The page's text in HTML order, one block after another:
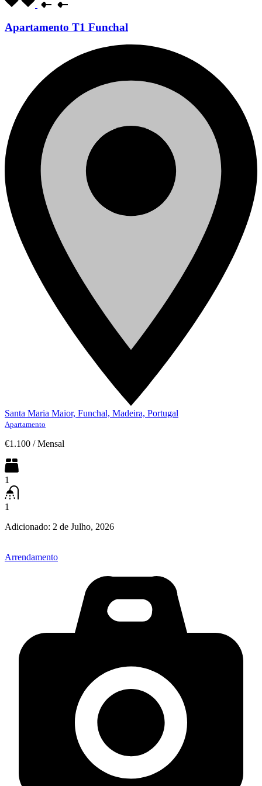
Apartamento T1 Funchal
Santa Maria Maior, Funchal, Madeira, Portugal
Apartamento
€1.100 / Mensal
1
1
Adicionado: 2 de Julho, 2026
Arrendamento